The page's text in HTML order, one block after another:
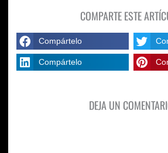
COMPARTE ESTE
Compártelo
Compártelo
DEJA UN